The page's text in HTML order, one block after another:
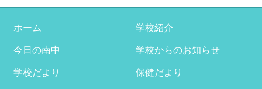
イ
ホーム 学校紹介
今日の南中 学校からのお知らせ
学校だより 保健だより